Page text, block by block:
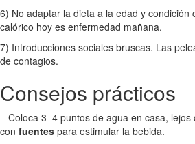
6) No adaptar la dieta a la edad y condición
calórico hoy es enfermedad mañana.
7) Introducciones sociales bruscas. Las
de contagios.
Consejos prácticos
– Coloca 3–4 puntos de agua en casa,
con fuentes para estimular la bebida.